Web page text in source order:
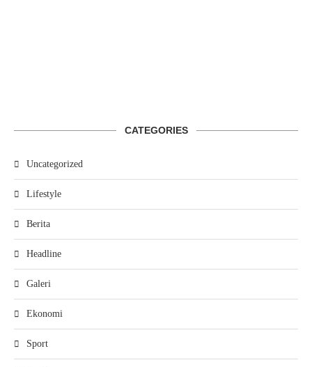
CATEGORIES
Uncategorized
Lifestyle
Berita
Headline
Galeri
Ekonomi
Sport